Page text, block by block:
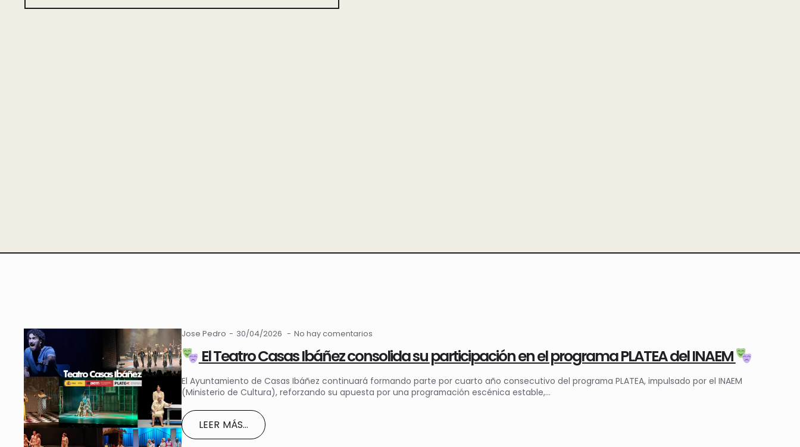
El Teatro Casas Ibáñez consolida su participación en el programa PLATEA del INAEM
Jose Pedro 30/04/2026 No hay comentarios
El Ayuntamiento de Casas Ibáñez continuará formando parte por cuarto año consecutivo del programa PLATEA, impulsado por el INAEM
(Ministerio de Cultura), reforzando su apuesta por una programación escénica estable,…
LEER MÁS...